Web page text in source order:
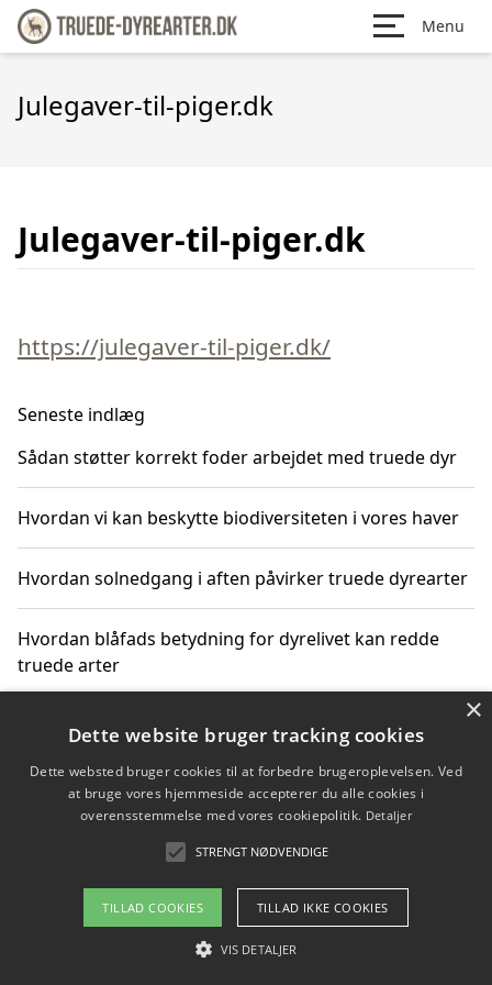
Menu
Julegaver-til-piger.dk
Julegaver-til-piger.dk
https://julegaver-til-piger.dk/
Seneste indlæg
Sådan støtter korrekt foder arbejdet med truede dyr
Hvordan vi kan beskytte biodiversiteten i vores haver
Hvordan solnedgang i aften påvirker truede dyrearter
Hvordan blåfads betydning for dyrelivet kan redde
truede arter
Hvordan kan gaver til unge voksne støtte bevarelsen
Copyright 2026 - Pilanto Aps
Om / kontakt
Blog Betingelser
×
Dette website bruger tracking cookies
Dette websted bruger cookies til at forbedre brugeroplevelsen. Ved
at bruge vores hjemmeside accepterer du alle cookies i
overensstemmelse med vores cookiepolitik. Detaljer
STRENGT NØDVENDIGE
TILLAD COOKIES TILLAD IKKE COOKIES
VIS DETALJER